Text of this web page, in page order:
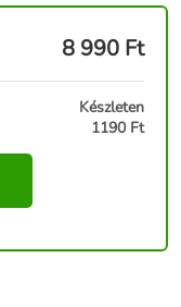
8 990 Ft
Készleten
1190 Ft